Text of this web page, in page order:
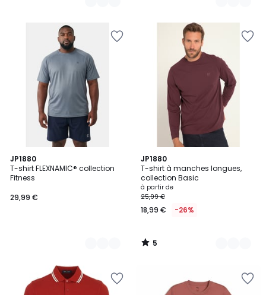
JP1880
T-shirt FLEXNAMIC® collection
Fitness
29,99 €
8
Couleurs
JP1880
T-shirt à manches longues,
collection Basic
à partir de
25,99 €
18,99 € -26%
5
/
5
14
Couleurs
5
/